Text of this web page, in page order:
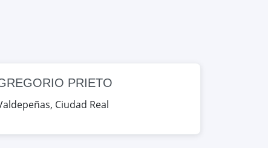
PRIETO
, Ciudad Real